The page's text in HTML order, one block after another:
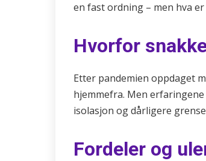
en fast ordning – men hva
Hvorfor
Etter pandemien oppdaget
hjemmefra. Men
isolasjon og dårligere
Fordeler og